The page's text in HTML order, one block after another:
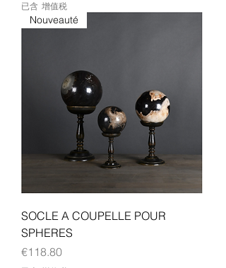
已含 增值税
Nouveauté
SOCLE A COUPELLE POUR
SPHERES
價格
€118.80